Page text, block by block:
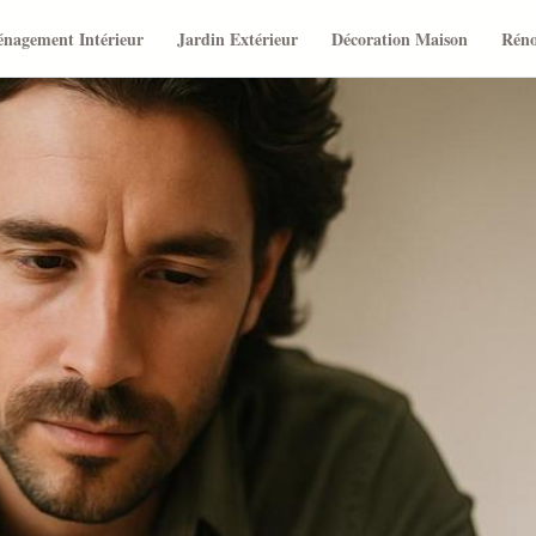
Intérieur Jardin Extérieur Décoration Maison